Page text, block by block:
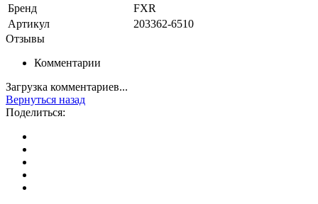
Бренд
FXR
Артикул
203362-6510
Отзывы
Комментарии
Загрузка комментариев...
Вернуться назад
Поделиться: